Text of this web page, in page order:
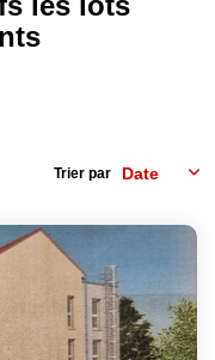
min
Trier par